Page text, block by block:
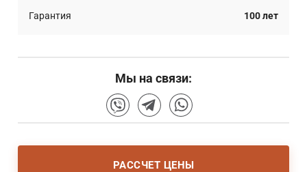
Гарантия 100 лет
Мы на связи:
РАССЧЕТ ЦЕНЫ